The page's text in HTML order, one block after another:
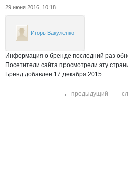
29 июня 2016, 10:18
Игорь Вакуленко
Информация о бренде последний раз
Посетители сайта просмотрели эту
Бренд добавлен 17 декабря 2015
← предыдущий